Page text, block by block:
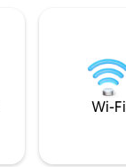
Wi-Fi